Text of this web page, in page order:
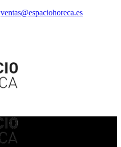
ventas@espaciohoreca.es